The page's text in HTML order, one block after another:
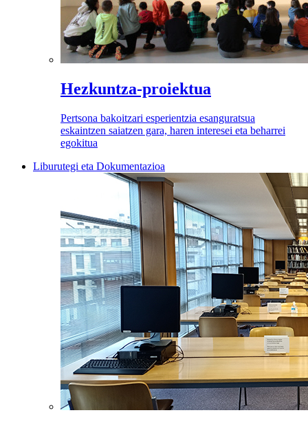
Hezkuntza-proiektua
Pertsona bakoitzari esperientzia esanguratsua
eskaintzen saiatzen gara, haren interesei eta beharrei
egokitua
Liburutegi eta Dokumentazioa